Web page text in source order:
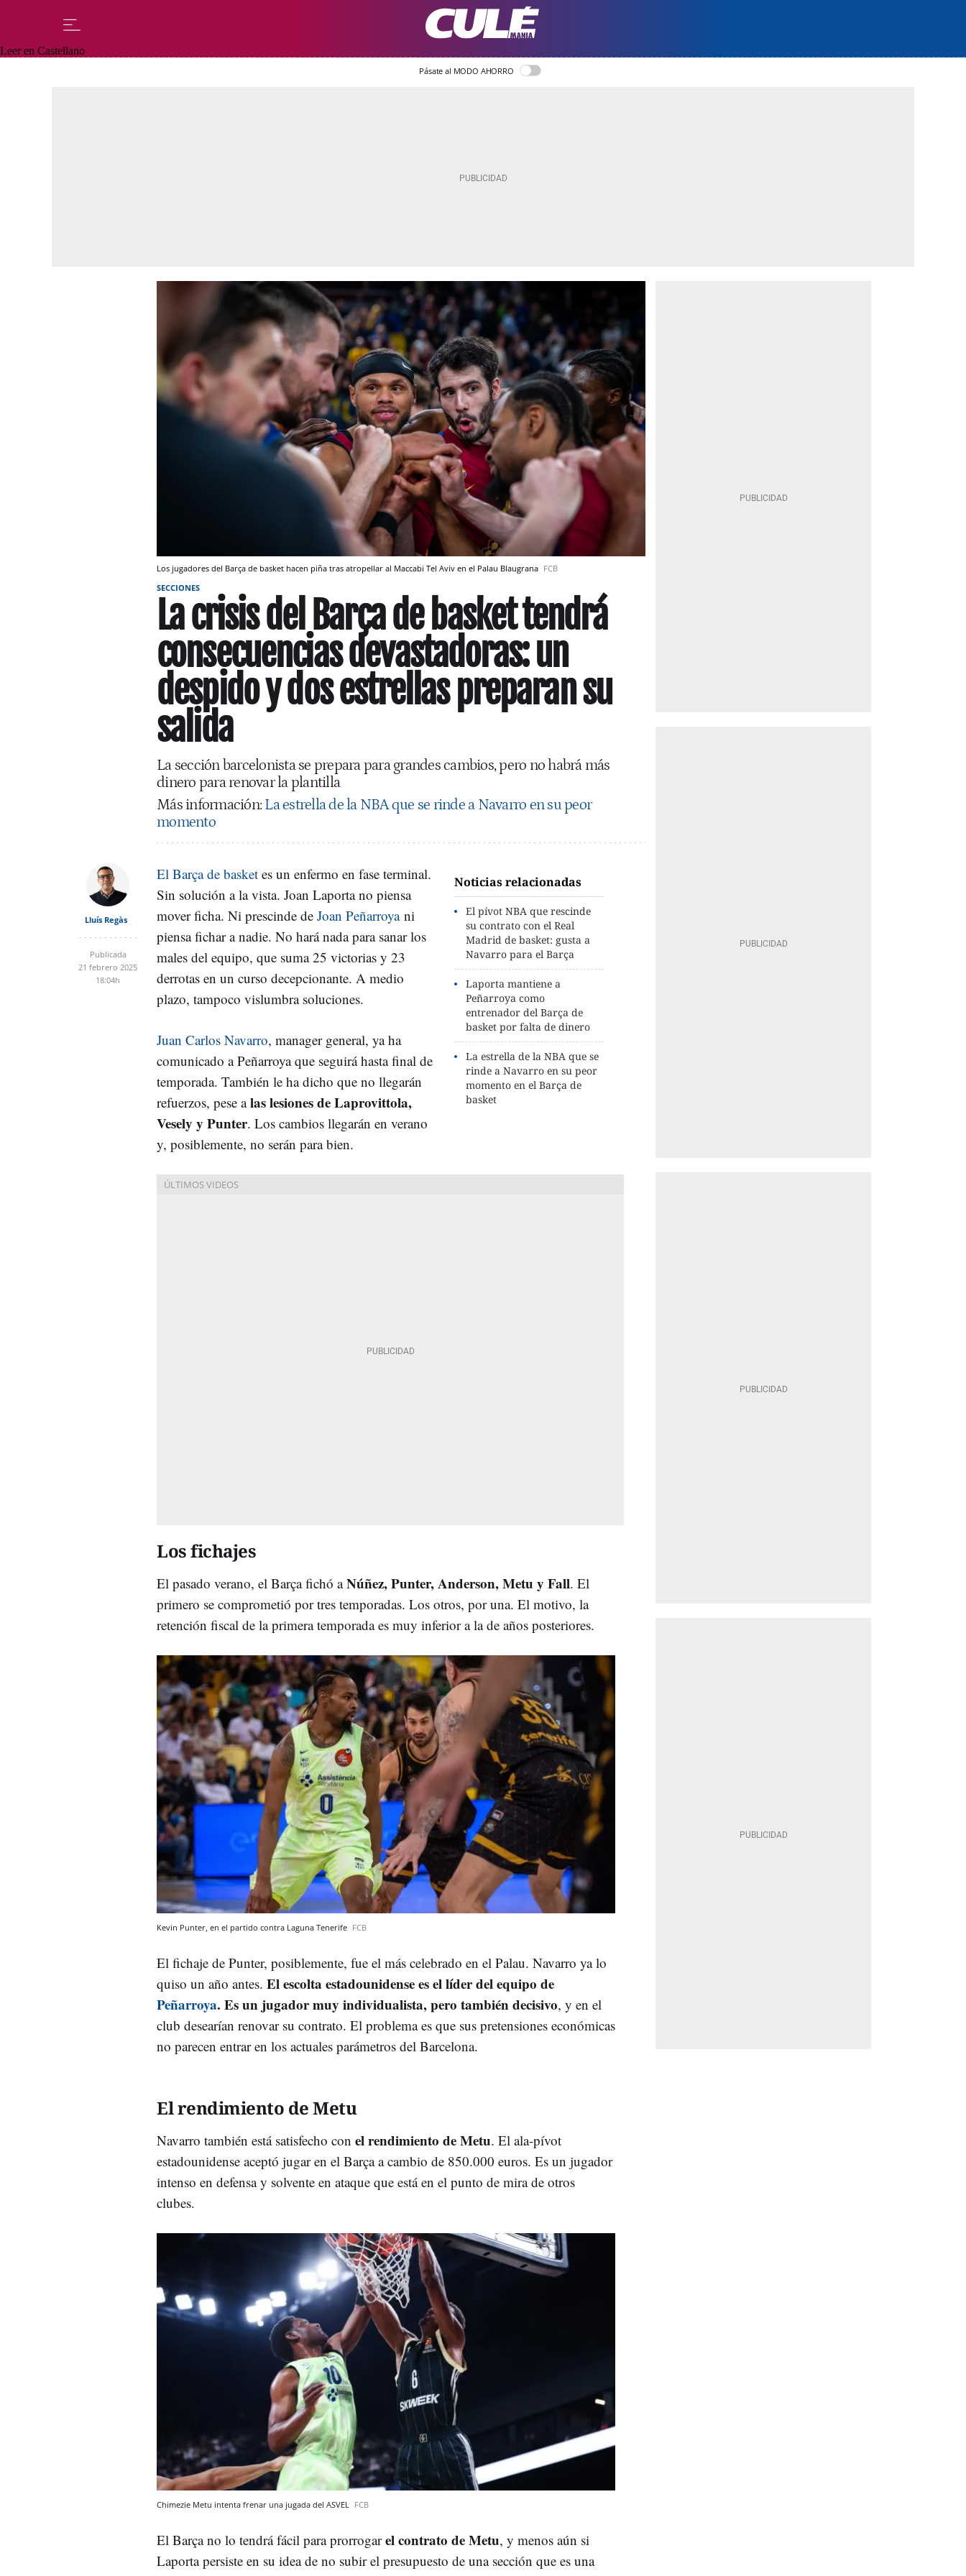
Leer en Castellano
Pásate al MODO AHORRO
Los jugadores del Barça de basket hacen piña tras atropellar al Maccabi Tel Aviv en el Palau Blaugrana FCB
SECCIONES
La crisis del Barça de basket tendrá
consecuencias devastadoras: un
despido y dos estrellas preparan su
salida
La sección barcelonista se prepara para grandes cambios, pero no habrá más
dinero para renovar la plantilla
Más información: La estrella de la NBA que se rinde a Navarro en su peor
momento
Lluís Regàs
Publicada
21 febrero 2025
18:04h
Noticias relacionadas
El pívot NBA que rescinde
su contrato con el Real
Madrid de basket: gusta a
Navarro para el Barça
Laporta mantiene a
Peñarroya como
entrenador del Barça de
basket por falta de dinero
La estrella de la NBA que se
rinde a Navarro en su peor
momento en el Barça de
basket
El Barça de basket es un enfermo en fase terminal.
Sin solución a la vista. Joan Laporta no piensa
mover ficha. Ni prescinde de Joan Peñarroyani
piensa fichar a nadie. No hará nada para sanar los
males del equipo, que suma 25 victorias y 23
derrotas en un curso decepcionante. A medio
plazo, tampoco vislumbra soluciones.
Juan Carlos Navarro, manager general, ya ha
comunicado a Peñarroya que seguirá hasta final de
temporada. También le ha dicho que no llegarán
refuerzos, pese alas lesiones de Laprovittola,
Vesely y Punter. Los cambios llegarán en verano
y, posiblemente, no serán para bien.
Los fichajes
El pasado verano, el Barça fichó aNúñez, Punter, Anderson, Metu y Fall. El
primero se comprometió por tres temporadas. Los otros, por una. El motivo, la
retención fiscal de la primera temporada es muy inferior a la de años posteriores.
Kevin Punter, en el partido contra Laguna Tenerife FCB
El fichaje de Punter, posiblemente, fue el más celebrado en el Palau. Navarro ya lo
quiso un año antes. El escolta estadounidense es el líder del equipo de
Peñarroya. Es un jugador muy individualista, pero también decisivo, y en el
club desearían renovar su contrato. El problema es que sus pretensiones económicas
no parecen entrar en los actuales parámetros del Barcelona.
El rendimiento de Metu
Navarro también está satisfecho con el rendimiento de Metu. El ala-pívot
estadounidense aceptó jugar en el Barça a cambio de 850.000 euros. Es un jugador
intenso en defensa y solvente en ataque que está en el punto de mira de otros
clubes.
Chimezie Metu intenta frenar una jugada del ASVEL FCB
El Barça no lo tendrá fácil para prorrogarel contrato de Metu, y menos aún si
Laporta persiste en su idea de no subir el presupuesto de una sección que es una